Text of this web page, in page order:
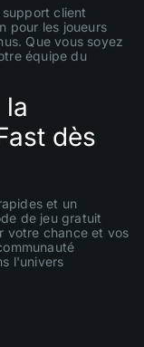
client
pour les joueurs
Que vous soyez
équipe du
la
dès
et un
de jeu gratuit
votre chance et vos
l'univers